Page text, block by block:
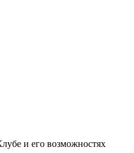
и его возможностях